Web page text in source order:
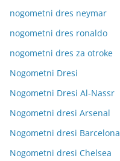
nogometni dres neymar
nogometni dres ronaldo
nogometni dres za otroke
Nogometni Dresi
Nogometni Dresi Al-Nassr
Nogometni dresi Arsenal
Nogometni dresi Barcelona
Nogometni dresi Chelsea